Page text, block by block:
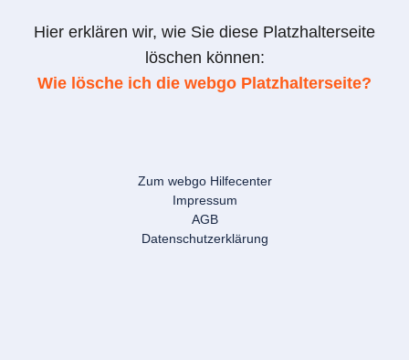
Hier erklären wir, wie Sie diese Platzhalterseite
löschen können:
Wie lösche ich die webgo Platzhalterseite?
Zum webgo Hilfecenter
Impressum
AGB
Datenschutzerklärung